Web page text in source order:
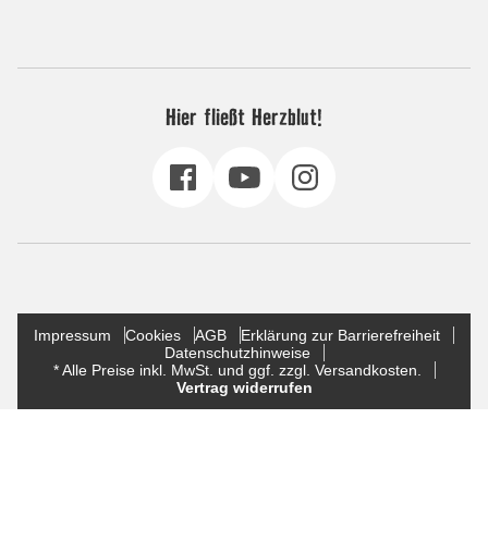
Hier fließt Herzblut!
Impressum Cookies AGB
Erklärung zur Barrierefreiheit
Datenschutzhinweise
* Alle Preise inkl. MwSt. und ggf. zzgl. Versandkosten.
Vertrag widerrufen